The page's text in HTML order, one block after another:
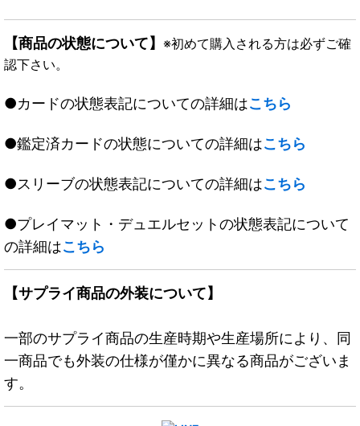
【商品の状態について】 ※初めて購入される方は必ずご確
認下さい。
●カードの状態表記についての詳細はこちら
●鑑定済カードの状態についての詳細はこちら
●スリーブの状態表記についての詳細はこちら
●プレイマット・デュエルセットの状態表記について
の詳細はこちら
【サプライ商品の外装について】
一部のサプライ商品の生産時期や生産場所により、同
一商品でも外装の仕様が僅かに異なる商品がございま
す。